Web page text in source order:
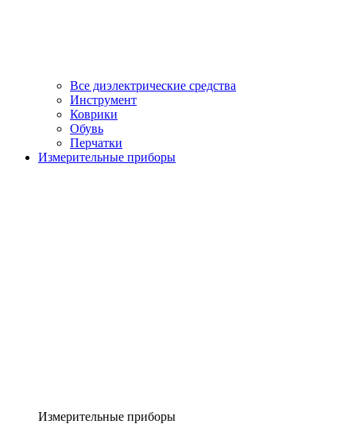
Все диэлектрические средства
Инструмент
Коврики
Обувь
Перчатки
Измерительные приборы
Измерительные приборы